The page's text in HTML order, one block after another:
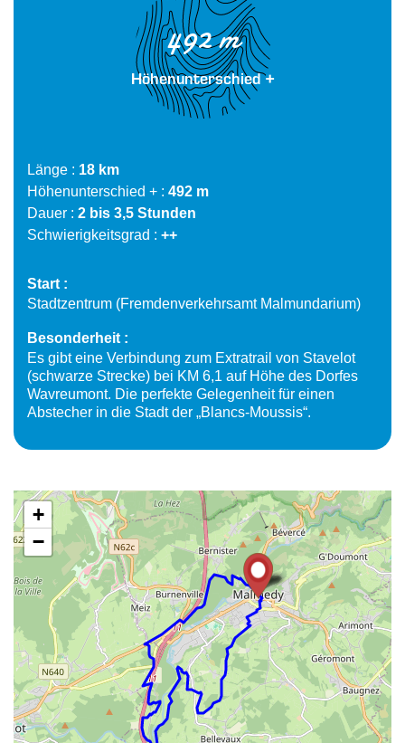
Höhenunterschied +
492 m
Länge
18 km
Höhenunterschied +
492 m
Dauer
2 bis 3,5 Stunden
Schwierigkeitsgrad
++
Start
Stadtzentrum (Fremdenverkehrsamt Malmundarium)
Besonderheit
Es gibt eine Verbindung zum Extratrail von Stavelot
(schwarze Strecke) bei KM 6,1 auf Höhe des Dorfes
Wavreumont. Die perfekte Gelegenheit für einen
Abstecher in die Stadt der „Blancs-Moussis“.
+
−